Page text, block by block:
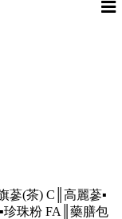
蔘(茶) C║高麗蔘▪
珍珠粉 FA║藥膳包